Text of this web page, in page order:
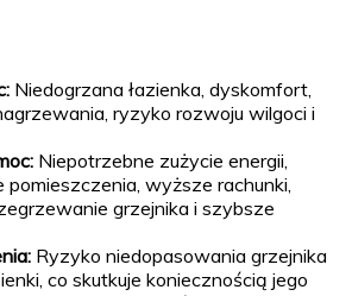
Niedogrzana łazienka, dyskomfort,
ryzyko rozwoju wilgoci i
Niepotrzebne zużycie energii,
wyższe rachunki,
grzejnika i szybsze
Ryzyko niedopasowania grzejnika
co skutkuje koniecznością jego